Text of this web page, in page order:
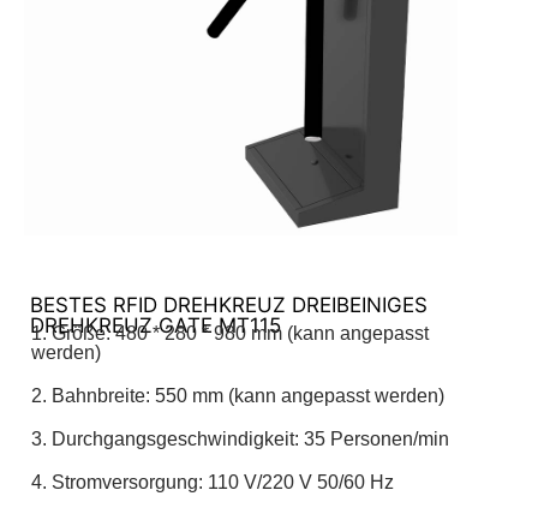
BESTES RFID DREHKREUZ DREIBEINIGES
DREHKREUZ GATE MT115
1. Größe: 480 * 280 * 980 mm (kann angepasst
werden)
2. Bahnbreite: 550 mm (kann angepasst werden)
3. Durchgangsgeschwindigkeit: 35 Personen/min
4. Stromversorgung: 110 V/220 V 50/60 Hz